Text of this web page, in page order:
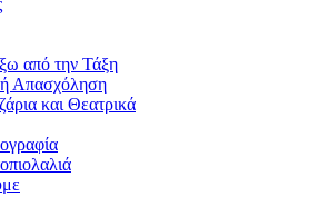
από την Τάξη
Απασχόληση
και Θεατρικά